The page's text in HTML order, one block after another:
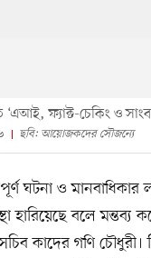
ফ্যাক্ট-চেকিং ও
ছবি: আয়োজকদের সৌজন্যে
ঘটনা ও মানবাধিকার
বলে মন্তব্য
কাদের গণি চৌধুরী।